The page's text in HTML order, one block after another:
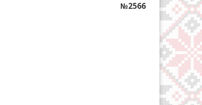
№2566